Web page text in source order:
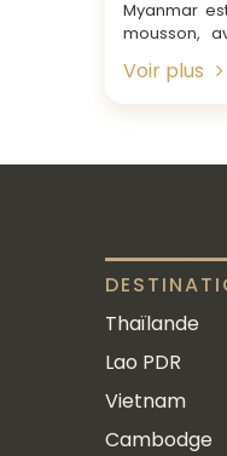
Myanmar
mousson,
Voir plus
Thaïlande
Lao PDR
Vietnam
Cambodge